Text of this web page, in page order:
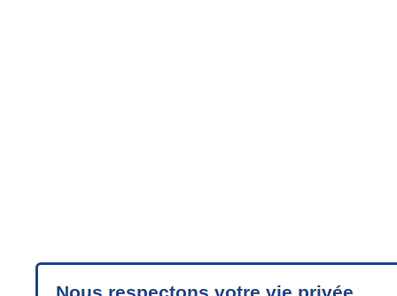
Nous respectons votre vie privée